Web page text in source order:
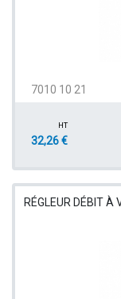
7010 10 21
HT
32,26 €
RÉGLEUR DÉBIT